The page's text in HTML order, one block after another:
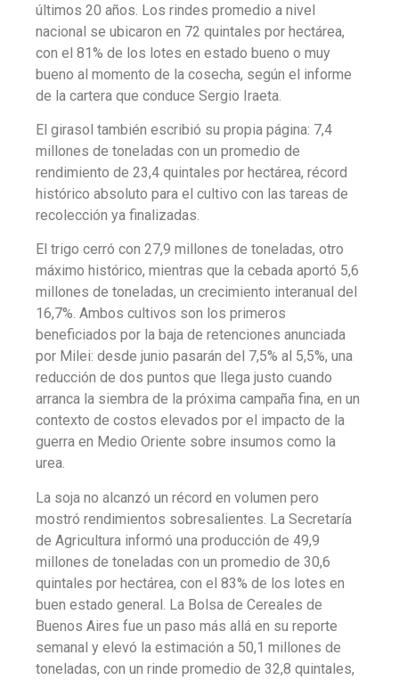
últimos 20 años. Los rindes promedio a nivel
nacional se ubicaron en 72 quintales por hectárea,
con el 81% de los lotes en estado bueno o muy
bueno al momento de la cosecha, según el informe
de la cartera que conduce Sergio Iraeta.
El girasol también escribió su propia página: 7,4
millones de toneladas con un promedio de
rendimiento de 23,4 quintales por hectárea, récord
histórico absoluto para el cultivo con las tareas de
recolección ya finalizadas.
El trigo cerró con 27,9 millones de toneladas, otro
máximo histórico, mientras que la cebada aportó 5,6
millones de toneladas, un crecimiento interanual del
16,7%. Ambos cultivos son los primeros
beneficiados por la baja de retenciones anunciada
por Milei: desde junio pasarán del 7,5% al 5,5%, una
reducción de dos puntos que llega justo cuando
arranca la siembra de la próxima campaña fina, en un
contexto de costos elevados por el impacto de la
guerra en Medio Oriente sobre insumos como la
urea.
La soja no alcanzó un récord en volumen pero
mostró rendimientos sobresalientes. La Secretaría
de Agricultura informó una producción de 49,9
millones de toneladas con un promedio de 30,6
quintales por hectárea, con el 83% de los lotes en
buen estado general. La Bolsa de Cereales de
Buenos Aires fue un paso más allá en su reporte
semanal y elevó la estimación a 50,1 millones de
toneladas, con un rinde promedio de 32,8 quintales,